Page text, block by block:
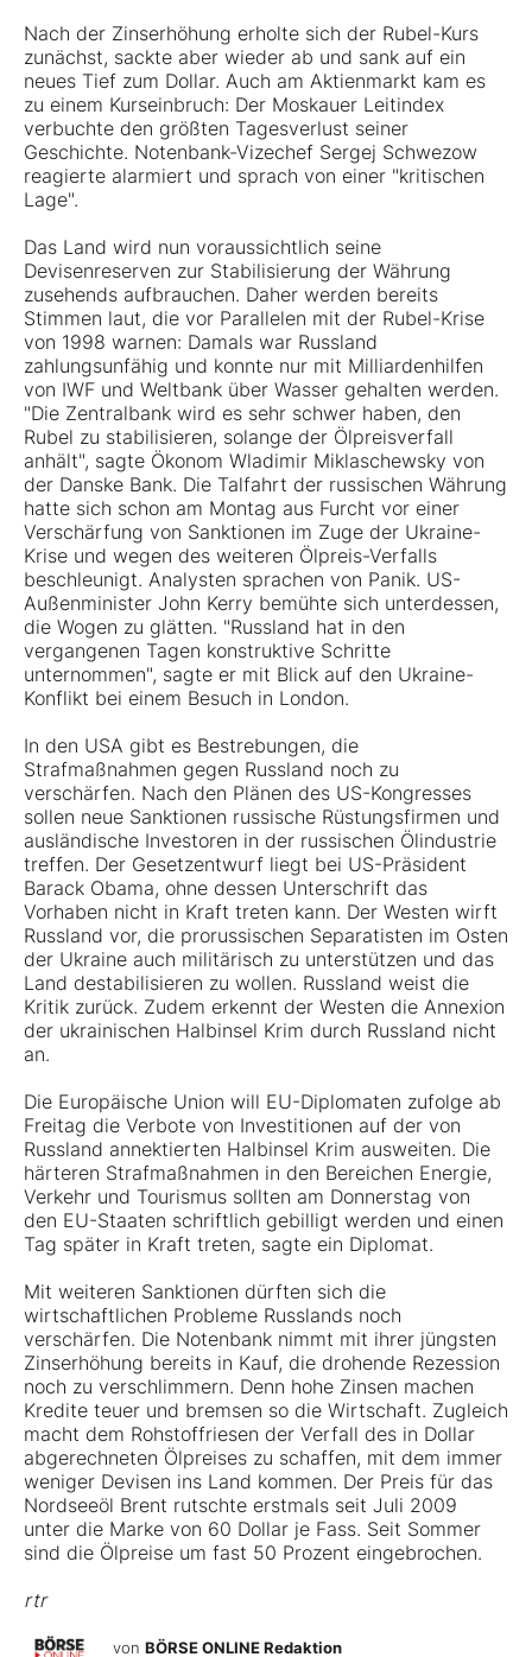
Nach der Zinserhöhung erholte sich der Rubel-Kurs
zunächst, sackte aber wieder ab und sank auf ein
neues Tief zum Dollar. Auch am Aktienmarkt kam es
zu einem Kurseinbruch: Der Moskauer Leitindex
verbuchte den größten Tagesverlust seiner
Geschichte. Notenbank-Vizechef Sergej Schwezow
reagierte alarmiert und sprach von einer "kritischen
Lage".
Das Land wird nun voraussichtlich seine
Devisenreserven zur Stabilisierung der Währung
zusehends aufbrauchen. Daher werden bereits
Stimmen laut, die vor Parallelen mit der Rubel-Krise
von 1998 warnen: Damals war Russland
zahlungsunfähig und konnte nur mit Milliardenhilfen
von IWF und Weltbank über Wasser gehalten werden.
"Die Zentralbank wird es sehr schwer haben, den
Rubel zu stabilisieren, solange der Ölpreisverfall
anhält", sagte Ökonom Wladimir Miklaschewsky von
der Danske Bank. Die Talfahrt der russischen Währung
hatte sich schon am Montag aus Furcht vor einer
Verschärfung von Sanktionen im Zuge der Ukraine-
Krise und wegen des weiteren Ölpreis-Verfalls
beschleunigt. Analysten sprachen von Panik. US-
Außenminister John Kerry bemühte sich unterdessen,
die Wogen zu glätten. "Russland hat in den
vergangenen Tagen konstruktive Schritte
unternommen", sagte er mit Blick auf den Ukraine-
Konflikt bei einem Besuch in London.
In den USA gibt es Bestrebungen, die
Strafmaßnahmen gegen Russland noch zu
verschärfen. Nach den Plänen des US-Kongresses
sollen neue Sanktionen russische Rüstungsfirmen und
ausländische Investoren in der russischen Ölindustrie
treffen. Der Gesetzentwurf liegt bei US-Präsident
Barack Obama, ohne dessen Unterschrift das
Vorhaben nicht in Kraft treten kann. Der Westen wirft
Russland vor, die prorussischen Separatisten im Osten
der Ukraine auch militärisch zu unterstützen und das
Land destabilisieren zu wollen. Russland weist die
Kritik zurück. Zudem erkennt der Westen die Annexion
der ukrainischen Halbinsel Krim durch Russland nicht
an.
Die Europäische Union will EU-Diplomaten zufolge ab
Freitag die Verbote von Investitionen auf der von
Russland annektierten Halbinsel Krim ausweiten. Die
härteren Strafmaßnahmen in den Bereichen Energie,
Verkehr und Tourismus sollten am Donnerstag von
den EU-Staaten schriftlich gebilligt werden und einen
Tag später in Kraft treten, sagte ein Diplomat.
Mit weiteren Sanktionen dürften sich die
wirtschaftlichen Probleme Russlands noch
verschärfen. Die Notenbank nimmt mit ihrer jüngsten
Zinserhöhung bereits in Kauf, die drohende Rezession
noch zu verschlimmern. Denn hohe Zinsen machen
Kredite teuer und bremsen so die Wirtschaft. Zugleich
macht dem Rohstoffriesen der Verfall des in Dollar
abgerechneten Ölpreises zu schaffen, mit dem immer
weniger Devisen ins Land kommen. Der Preis für das
Nordseeöl Brent rutschte erstmals seit Juli 2009
unter die Marke von 60 Dollar je Fass. Seit Sommer
sind die Ölpreise um fast 50 Prozent eingebrochen.
rtr
von BÖRSE ONLINE Redaktion